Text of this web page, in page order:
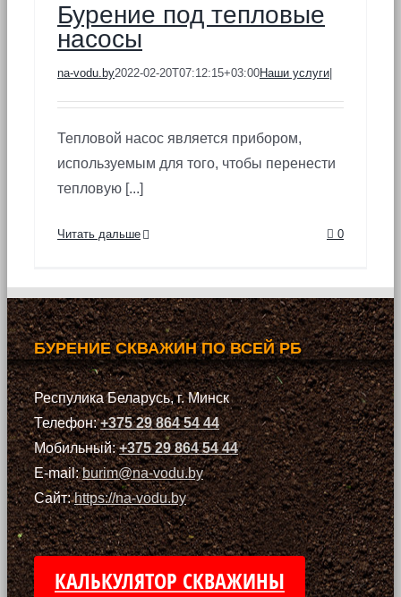
Бурение под тепловые
насосы
na-vodu.by2022-02-20T07:12:15+03:00Наши услуги
Тепловой насос является прибором,
используемым для того, чтобы перенести
тепловую [...]
Читать дальше 0
БУРЕНИЕ СКВАЖИН ПО ВСЕЙ РБ
Респулика Беларусь, г. Минск
Телефон:+375 29 864 54 44
Мобильный:+375 29 864 54 44
E-mail:burim@na-vodu.by
Сайт:https://na-vodu.by
КАЛЬКУЛЯТОР СКВАЖИНЫ